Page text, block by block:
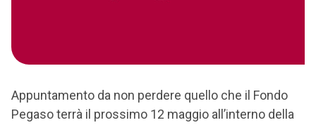
Appuntamento da non perdere quello che il Fondo
Pegaso terrà il prossimo 12 maggio all’interno della